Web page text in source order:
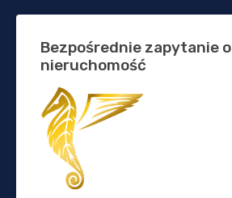
Bezpośrednie zapytanie o
nieruchomość